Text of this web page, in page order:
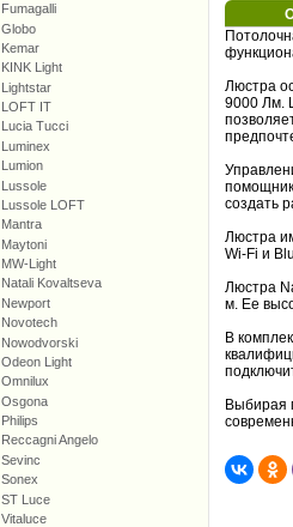
Fumagalli
Globo
Kemar
KINK Light
Lightstar
LOFT IT
Lucia Tucci
Luminex
Lumion
Lussole
Lussole LOFT
Mantra
Maytoni
MW-Light
Natali Kovaltseva
Newport
Novotech
Nowodvorski
Odeon Light
Omnilux
Osgona
Philips
Reccagni Angelo
Sevinc
Sonex
ST Luce
Vitaluce
Люстра
9000 Лм.
создать
Люстра
Wi-Fi и
Люстра
м. Ее
В
Выбирая